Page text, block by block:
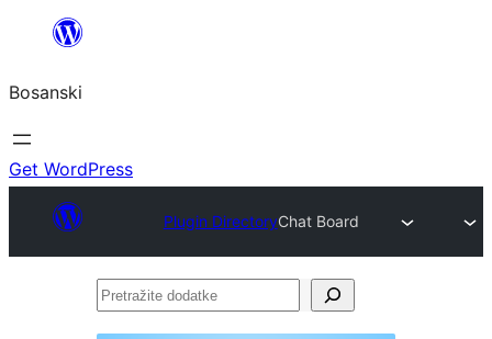
sadržaj
Bosanski
Get WordPress
Plugin DirectoryChat Board
Pretražite